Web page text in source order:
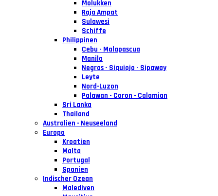
Molukken
Raja Ampat
Sulawesi
Schiffe
Philippinen
Cebu - Malapascua
Manila
Negros - Siquiojo - Sipaway
Leyte
Nord-Luzon
Palawan - Coron - Calamian
Sri Lanka
Thailand
Australien - Neuseeland
Europa
Kroatien
Malta
Portugal
Spanien
Indischer Ozean
Malediven